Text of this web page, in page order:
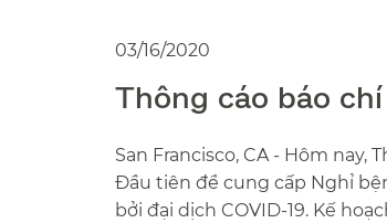
03/16/2020
Thông cáo báo chí​​
San Francisco, CA - Hôm
Đầu tiên để cung cấp Nghỉ
bởi đại dịch COVID-19. Kế